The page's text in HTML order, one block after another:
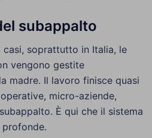
subappalto
soprattutto in Italia, le
vengono gestite
madre. Il lavoro finisce quasi
micro-aziende,
È qui che il sistema